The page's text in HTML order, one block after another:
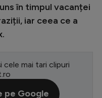
în timpul vacanței
iar ceea ce a
cele mai tari clipuri
pe Google